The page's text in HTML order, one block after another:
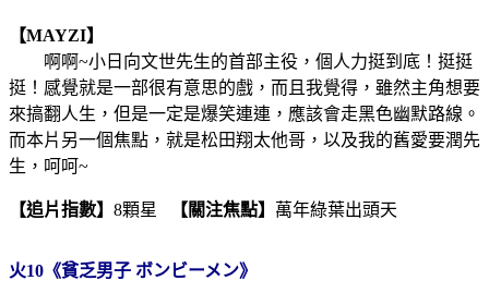
【MAYZI】
啊啊~小日向文世先生的首部主役，個人力挺到底！挺挺
挺！感覺就是一部很有意思的戲，而且我覺得，雖然主角想要
來搞翻人生，但是一定是爆笑連連，應該會走黑色幽默路線。
而本片另一個焦點，就是松田翔太他哥，以及我的舊愛要潤先
生，呵呵~
【追片指數】 8顆星 【關注焦點】 萬年綠葉出頭天
火10《貧乏男子 ボンビーメン》